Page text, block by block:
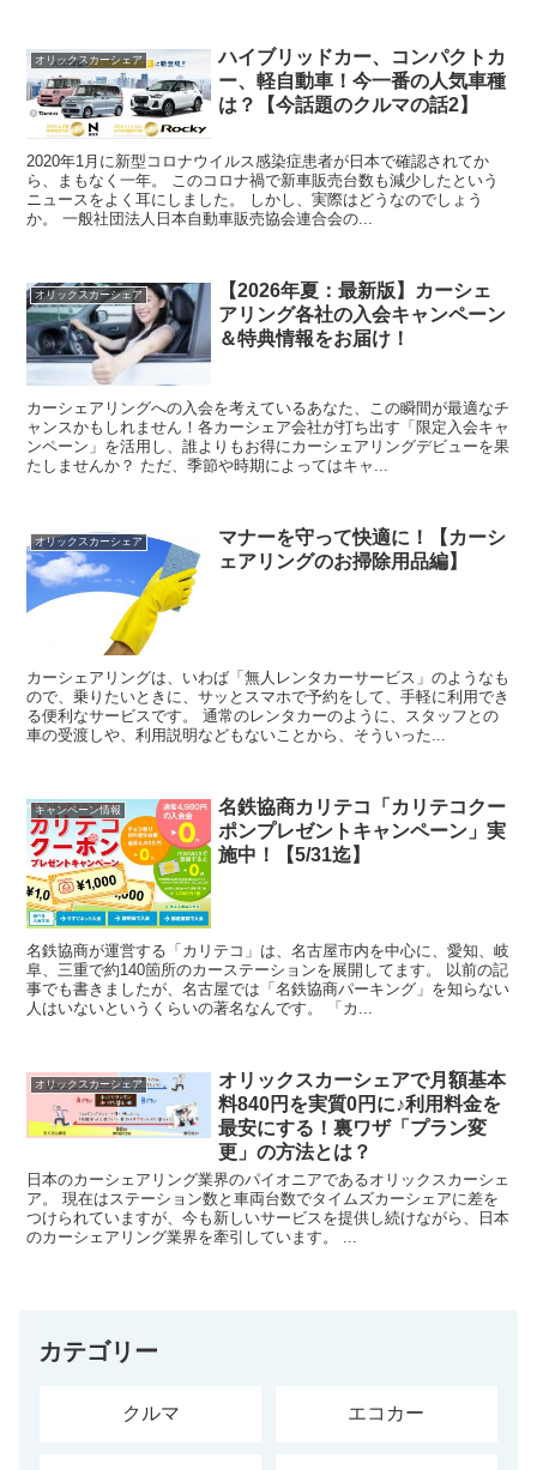
オリックスカーシェア
ハイブリッドカー、コンパクトカ
ー、軽自動車！今一番の人気車種
は？【今話題のクルマの話2】
2020年1月に新型コロナウイルス感染症患者が日本で確認されてか
ら、まもなく一年。 このコロナ禍で新車販売台数も減少したという
ニュースをよく耳にしました。 しかし、実際はどうなのでしょう
か。 一般社団法人日本自動車販売協会連合会の...
オリックスカーシェア
【2026年夏：最新版】カーシェ
アリング各社の入会キャンペーン
＆特典情報をお届け！
カーシェアリングへの入会を考えているあなた、この瞬間が最適なチ
ャンスかもしれません！各カーシェア会社が打ち出す「限定入会キャ
ンペーン」を活用し、誰よりもお得にカーシェアリングデビューを果
たしませんか？ ただ、季節や時期によってはキャ...
オリックスカーシェア
マナーを守って快適に！【カーシ
ェアリングのお掃除用品編】
カーシェアリングは、いわば「無人レンタカーサービス」のようなも
ので、乗りたいときに、サッとスマホで予約をして、手軽に利用でき
る便利なサービスです。 通常のレンタカーのように、スタッフとの
車の受渡しや、利用説明などもないことから、そういった...
キャンペーン情報
名鉄協商カリテコ「カリテコクー
ポンプレゼントキャンペーン」実
施中！【5/31迄】
名鉄協商が運営する「カリテコ」は、名古屋市内を中心に、愛知、岐
阜、三重で約140箇所のカーステーションを展開してます。 以前の記
事でも書きましたが、名古屋では「名鉄協商パーキング」を知らない
人はいないというくらいの著名なんです。 「カ...
オリックスカーシェア
オリックスカーシェアで月額基本
料840円を実質0円に♪利用料金を
最安にする！裏ワザ「プラン変
更」の方法とは？
日本のカーシェアリング業界のパイオニアであるオリックスカーシェ
ア。 現在はステーション数と車両台数でタイムズカーシェアに差を
つけられていますが、今も新しいサービスを提供し続けながら、日本
のカーシェアリング業界を牽引しています。 ...
カテゴリー
クルマ エコカー